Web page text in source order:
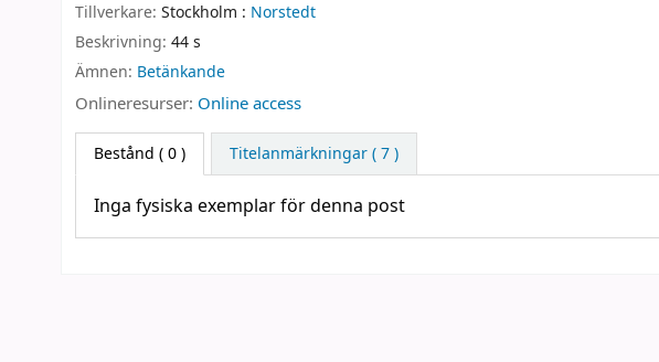
Tillverkare: Stockholm : Norstedt
Beskrivning: 44 s
Ämnen: Betänkande
Onlineresurser: Online access
Bestånd ( 0 ) Titelanmärkningar ( 7 )
Inga fysiska exemplar för denna post